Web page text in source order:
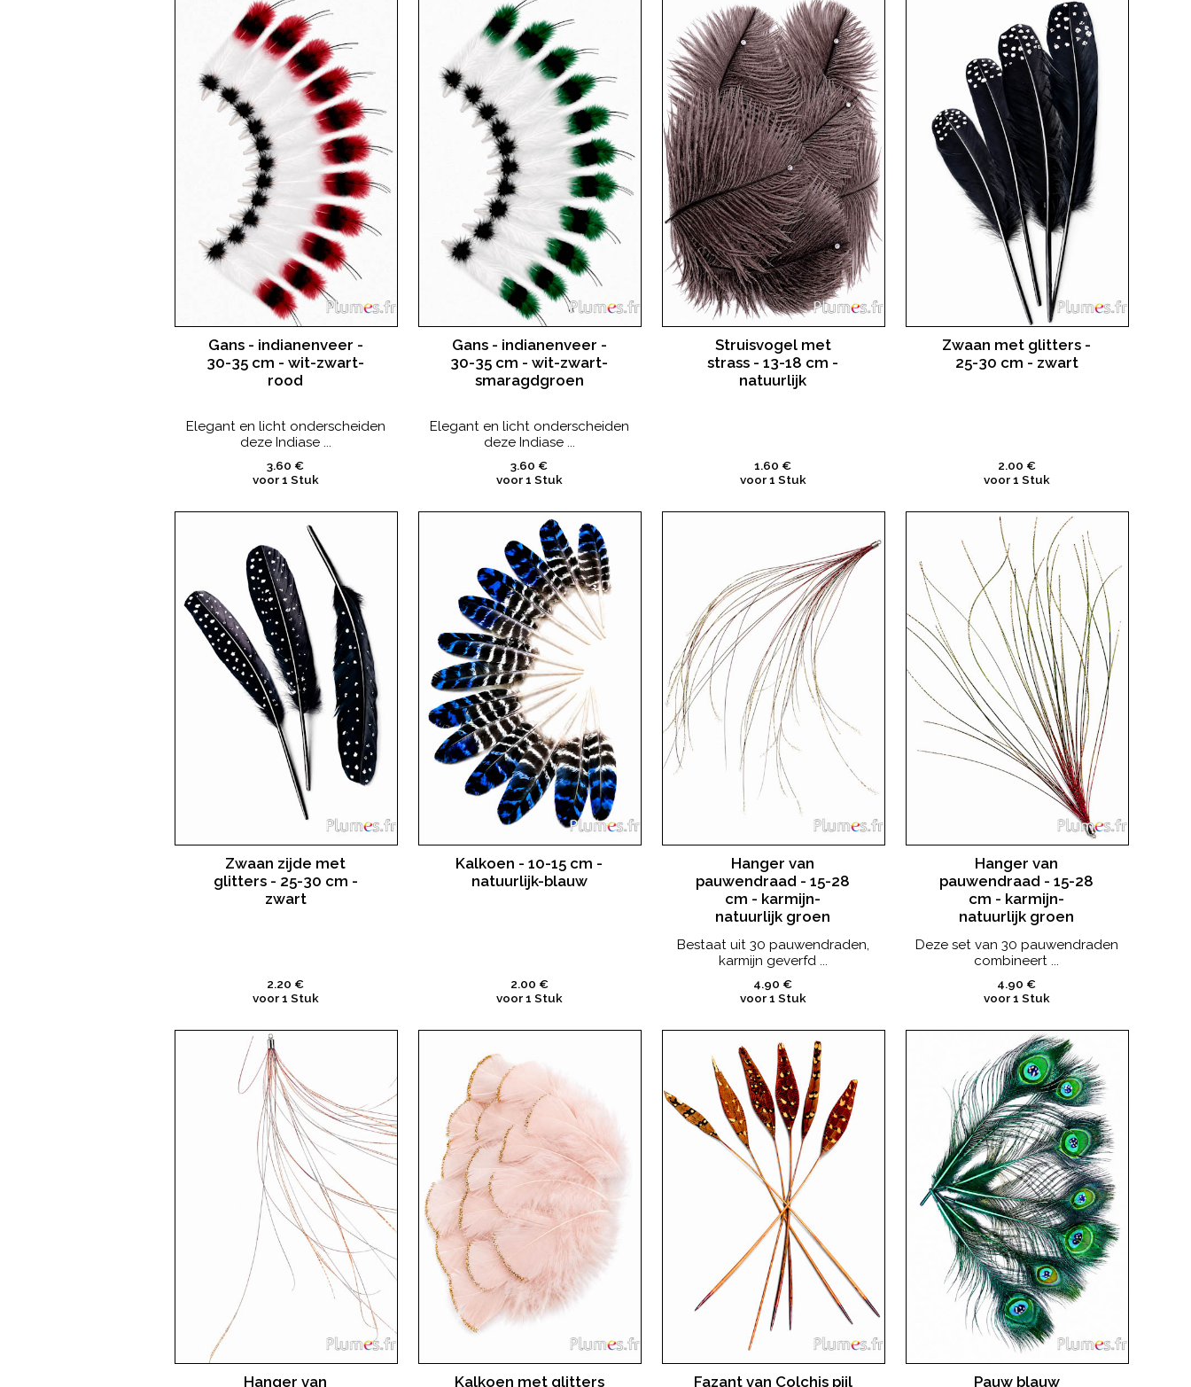
Gans - indianenveer -
30-35 cm - wit-zwart-
rood
Elegant en licht onderscheiden
deze Indiase ...
3.60 €
voor 1 Stuk
Gans - indianenveer -
30-35 cm - wit-zwart-
smaragdgroen
Elegant en licht onderscheiden
deze Indiase ...
3.60 €
voor 1 Stuk
Struisvogel met
strass - 13-18 cm -
natuurlijk
1.60 €
voor 1 Stuk
Zwaan met glitters -
25-30 cm - zwart
2.00 €
voor 1 Stuk
Zwaan zijde met
glitters - 25-30 cm -
zwart
2.20 €
voor 1 Stuk
Kalkoen - 10-15 cm -
natuurlijk-blauw
2.00 €
voor 1 Stuk
Hanger van
pauwendraad - 15-28
cm - karmijn-
natuurlijk groen
Bestaat uit 30 pauwendraden,
karmijn geverfd ...
4.90 €
voor 1 Stuk
Hanger van
pauwendraad - 15-28
cm - karmijn-
natuurlijk groen
Deze set van 30 pauwendraden
combineert ...
4.90 €
voor 1 Stuk
Hanger van Kalkoen met glitters Fazant van Colchis pijl Pauw blauw